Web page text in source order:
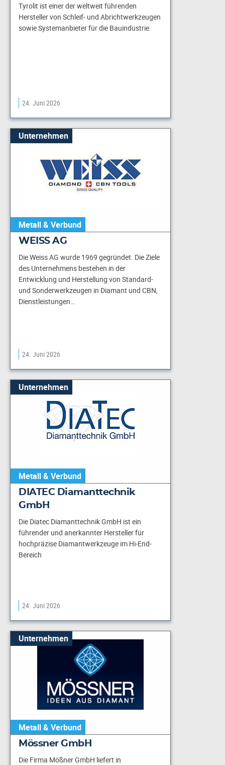
Tyrolit ist einer der weltweit führenden
Hersteller von Schleif- und Abrichtwerkzeugen
sowie Systemanbieter für die Bauindustrie.
24. Juni 2026
Unternehmen
Metall & Verbund
WEISS AG
Die Weiss AG wurde 1969 gegründet. Die Ziele
des Unternehmens bestehen in der
Entwicklung und Herstellung von Standard-
und Sonderwerkzeugen in Diamant und CBN,
Dienstleistungen…
24. Juni 2026
Unternehmen
Metall & Verbund
DIATEC Diamanttechnik
GmbH
Die Diatec Diamanttechnik GmbH ist ein
führender und anerkannter Hersteller für
hochpräzise Diamantwerkzeuge im Hi-End-
Bereich
24. Juni 2026
Unternehmen
Metall & Verbund
Mössner GmbH
Die Firma Mößner GmbH liefert in